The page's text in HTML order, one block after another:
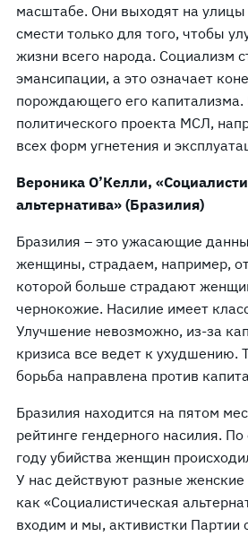
масштабе. Они выходят на улицы
смести только для того, чтобы
жизни всего народа. Социализм
эмансипации, а это означает
порождающего его
политического проекта МСЛ,
всех форм угнетения и
Вероника О’Келли,
альтернатива» (Бразилия)
Бразилия – это ужасающие
женщины, страдаем, например,
которой больше страдают
чернокожие. Насилие имеет
Улучшение невозможно, из-за
кризиса все ведет к ухудшению.
борьба направлена против
Бразилия находится на пятом
рейтинге гендерного насилия.
году убийства женщин
У нас действуют разные женские
как «Социалистическая
входим и мы, активистки Партии